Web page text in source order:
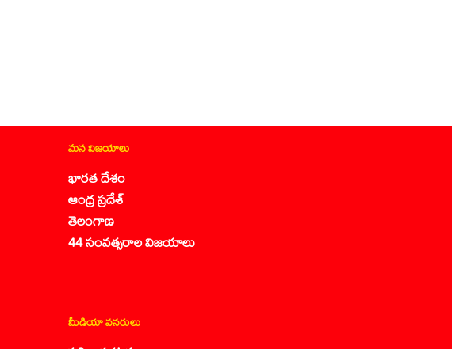
మన విజయాలు
భారత దేశం
ఆంధ్ర ప్రదేశ్
తెలంగాణ
44 సంవత్సరాల విజయాలు
మీడియా వనరులు